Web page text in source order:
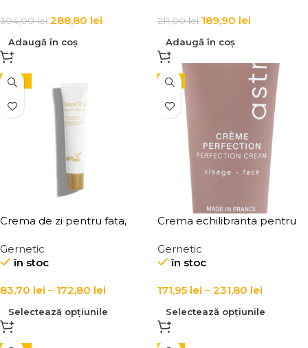
304,00lei 288,80 lei
Adaugă în coș
211,00lei 189,90 lei
Adaugă în coș
-10%
Crema de zi pentru fata,
GG Perfecting and
Illuminating Face Care
Gernetic
în stoc
83,70 lei – 172,80 lei
Selectează opțiunile
-5%
Crema echilibranta pentru
Gernetic
în stoc
171,95 lei – 231,80 lei
Selectează opțiunile